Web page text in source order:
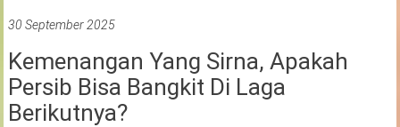
30 September 2025
Kemenangan Yang Sirna, Apakah
Persib Bisa Bangkit Di Laga
Berikutnya?